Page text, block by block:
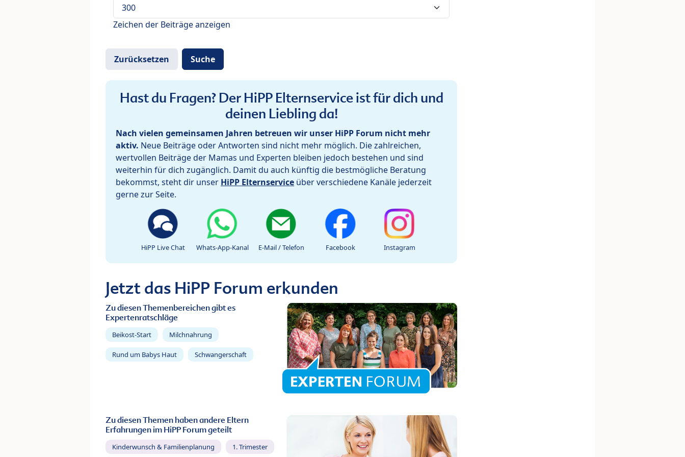
Zeichen der Beiträge anzeigen
Hast du Fragen? Der HiPP Elternservice ist für dich und
deinen Liebling da!
Nach vielen gemeinsamen Jahren betreuen wir unser HiPP Forum nicht mehr
aktiv. Neue Beiträge oder Antworten sind nicht mehr möglich. Die zahlreichen,
wertvollen Beiträge der Mamas und Experten bleiben jedoch bestehen und sind
weiterhin für dich zugänglich. Damit du auch künftig die bestmögliche Beratung
bekommst, steht dir unser HiPP Elternservice über verschiedene Kanäle jederzeit
gerne zur Seite.
HiPP Live Chat Whats-App-Kanal E-Mail / Telefon Facebook Instagram
Jetzt das HiPP Forum erkunden
Zu diesen Themenbereichen gibt es
Expertenratschläge
Beikost-Start Milchnahrung
Rund um Babys Haut Schwangerschaft
Zu diesen Themen haben andere Eltern
Erfahrungen im HiPP Forum geteilt
Kinderwunsch & Familienplanung 1. Trimester